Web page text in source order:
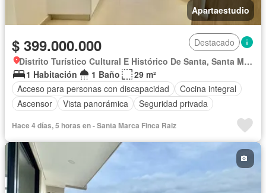
Apartaestudio
$ 399.000.000
Destacado
Distrito Turístico Cultural E Histórico De Santa, Santa Marta
1 Habitación
1 Baño
29 m²
Acceso para personas con discapacidad
Cocina integral
Ascensor
Vista panorámica Seguridad privada
Hace 4 días, 5 horas en - Santa Marca Finca Raiz